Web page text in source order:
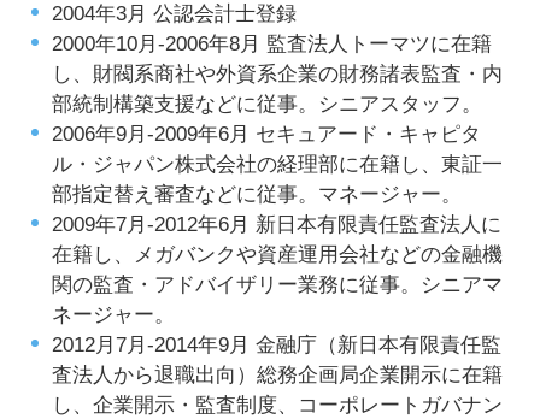
2004年3月 公認会計士登録
2000年10月-2006年8月 監査法人トーマツに在籍
し、財閥系商社や外資系企業の財務諸表監査・内
部統制構築支援などに従事。シニアスタッフ。
2006年9月-2009年6月 セキュアード・キャピタ
ル・ジャパン株式会社の経理部に在籍し、東証一
部指定替え審査などに従事。マネージャー。
2009年7月-2012年6月 新日本有限責任監査法人に
在籍し、メガバンクや資産運用会社などの金融機
関の監査・アドバイザリー業務に従事。シニアマ
ネージャー。
2012月7月-2014年9月 金融庁（新日本有限責任監
査法人から退職出向）総務企画局企業開示に在籍
し、企業開示・監査制度、コーポレートガバナン